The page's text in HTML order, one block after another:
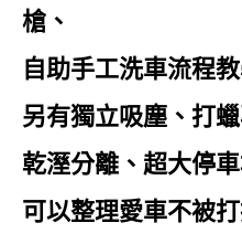
槍、
自助手工洗車流程
另有獨立吸塵、打
乾溼分離、超大停車
可以整理愛車不被打